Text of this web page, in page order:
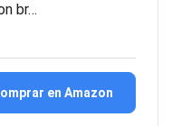
br…
en Amazon